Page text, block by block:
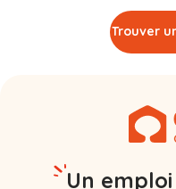
Trouver
Un